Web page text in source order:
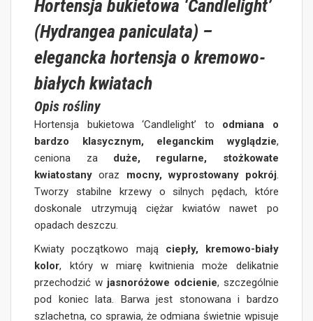
Hortensja bukietowa ‘Candlelight’
(Hydrangea paniculata) –
elegancka hortensja o kremowo-
białych kwiatach
Opis rośliny
Hortensja bukietowa ‘Candlelight’ to odmiana o
bardzo klasycznym, eleganckim wyglądzie,
ceniona za duże, regularne, stożkowate
kwiatostany oraz mocny, wyprostowany pokrój.
Tworzy stabilne krzewy o silnych pędach, które
doskonale utrzymują ciężar kwiatów nawet po
opadach deszczu.
Kwiaty początkowo mają ciepły, kremowo-biały
kolor, który w miarę kwitnienia może delikatnie
przechodzić w jasnoróżowe odcienie, szczególnie
pod koniec lata. Barwa jest stonowana i bardzo
szlachetna, co sprawia, że odmiana świetnie wpisuje